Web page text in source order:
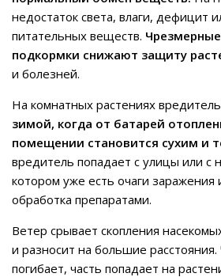
недостаток света, влаги, дефицит
питательных веществ.
подкормки снижают защиту
и болезней.
На комнатных растениях
зимой, когда от батарей
помещении становится сухим и
вредитель попадает с улицы или с
котором уже есть очаги заражения
обработка препаратами.
Ветер срывает скопления
и разносит на большие
погибает, часть попадает на